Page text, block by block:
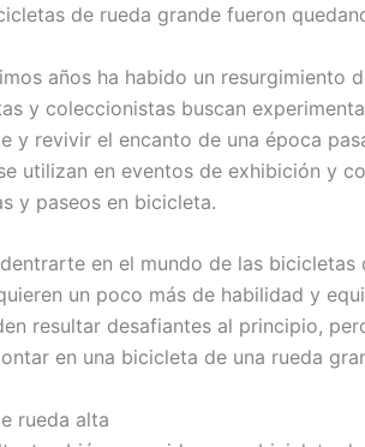
de rueda grande fueron
años ha habido un resurgimiento
y coleccionistas buscan
y revivir el encanto de una época
utilizan en eventos de exhibición y
y paseos en bicicleta.
en el mundo de las
un poco más de habilidad y
resultar desafiantes al principio,
en una bicicleta de una rueda
rueda alta